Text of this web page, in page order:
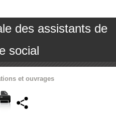
des assistants de
social
et ouvrages